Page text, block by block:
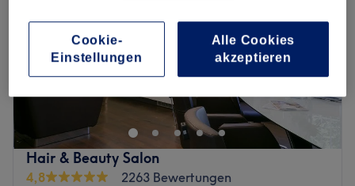
Hair & Beauty Salon
4,8
2263 Bewertungen
Cookie-
Einstellungen
Alle Cookies
akzeptieren